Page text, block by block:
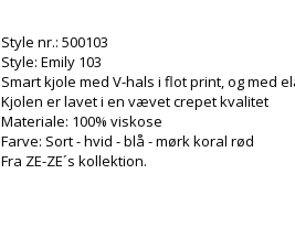
Style nr.: 500103
Style: Emily 103
Smart kjole med V-hals i flot print, og med
Kjolen er lavet i en vævet crepet kvalitet
Materiale: 100% viskose
Farve: Sort - hvid - blå - mørk koral rød
Fra ZE-ZE´s kollektion.